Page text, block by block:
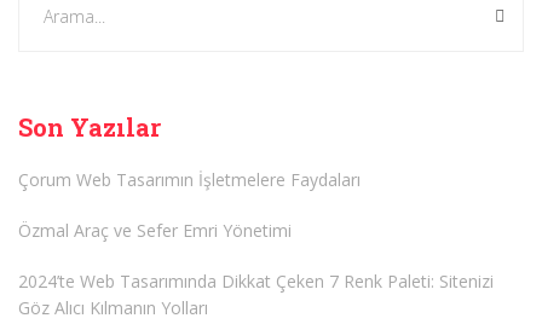
Son Yazılar
Çorum Web Tasarımın İşletmelere Faydaları
Özmal Araç ve Sefer Emri Yönetimi
2024’te Web Tasarımında Dikkat Çeken 7 Renk Paleti: Sitenizi
Göz Alıcı Kılmanın Yolları